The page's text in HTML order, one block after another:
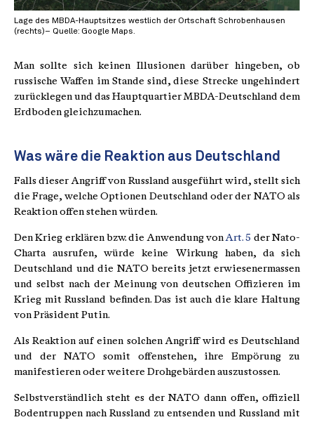
Lage des MBDA-Hauptsitzes westlich der Ortschaft Schrobenhausen
(rechts)– Quelle: Google Maps.
Man sollte sich keinen Illusionen darüber hingeben, ob
russische Waffen im Stande sind, diese Strecke ungehindert
zurücklegen und das Hauptquartier MBDA-Deutschland dem
Erdboden gleichzumachen.
Was wäre die Reaktion aus Deutschland
Falls dieser Angriff von Russland ausgeführt wird, stellt sich
die Frage, welche Optionen Deutschland oder der NATO als
Reaktion offen stehen würden.
Den Krieg erklären bzw. die Anwendung von Art. 5 der Nato-
Charta ausrufen, würde keine Wirkung haben, da sich
Deutschland und die NATO bereits jetzt erwiesenermassen
und selbst nach der Meinung von deutschen Offizieren im
Krieg mit Russland befinden. Das ist auch die klare Haltung
von Präsident Putin.
Als Reaktion auf einen solchen Angriff wird es Deutschland
und der NATO somit offenstehen, ihre Empörung zu
manifestieren oder weitere Drohgebärden auszustossen.
Selbstverständlich steht es der NATO dann offen, offiziell
Bodentruppen nach Russland zu entsenden und Russland mit